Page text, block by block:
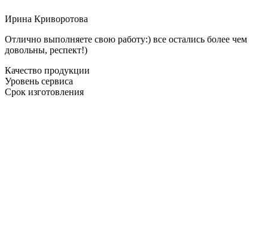
Ирина Криворотова
Отлично выполняете свою работу:) все остались более чем
довольны, респект!)
Качество продукции
Уровень сервиса
Срок изготовления